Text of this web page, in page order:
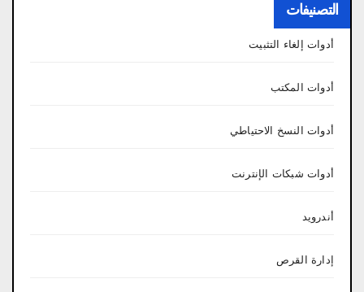
التصنيفات
أدوات إلغاء التثبيت
أدوات المكتب
أدوات النسخ الاحتياطي
أدوات شبكات الإنترنت
أندرويد
إدارة القرص